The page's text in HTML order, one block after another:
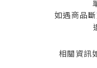
如遇商品
相關資訊